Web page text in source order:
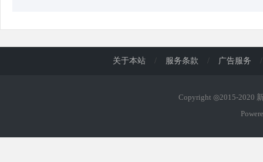
关于本站 / 服务条款 / 广告服务 /
Copyright ◎2015-2020